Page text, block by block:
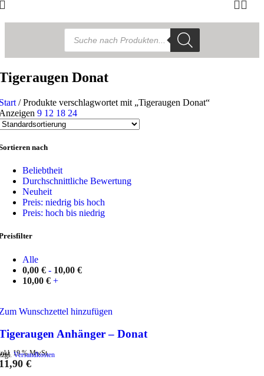
Products
search
Donat
/ Produkte verschlagwortet mit „Tigeraugen Donat“
9 12 18 24
nach
Beliebtheit
Durchschnittliche Bewertung
Neuheit
Preis: niedrig bis hoch
Preis: hoch bis niedrig
Alle
0,00 € - 10,00 €
10,00 € +
Wunschzettel hinzufügen
Anhänger – Donat
19 % MwSt.
Versandkosten
€